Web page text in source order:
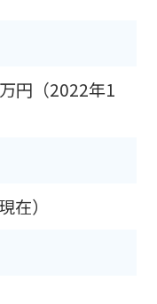
円（2022年1
在）